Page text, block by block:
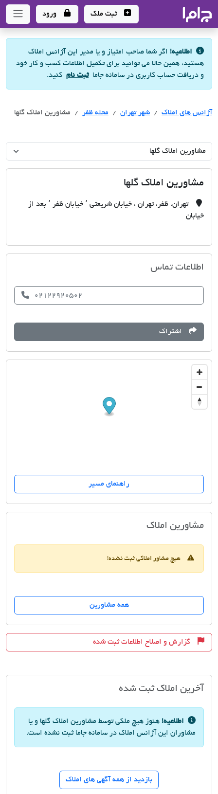
- سامانه جامع املاک و مشاورین املاک
ثبت ملک ورود
اطلاعیه! اگر شما صاحب امتیاز و یا مدیر این آژانس املاک
هستید، همین حالا می توانید برای تکمیل اطلاعات کسب و کار خود
و دریافت حساب کاربری در سامانه جاماثبت نام کنید.
آژانس های املاک آژانس های املاک
شهر تهران آژانس های املاک
محله ظفر مشاورین املاک گلها
مشاورین املاک گلها
تهران، ظفر، تهران ، خیابان شریعتی ٬ خیابان ظفر ٬ بعد از
خیابان
اطلاعات تماس
02122920502
اشتراک
راهنمای مسیر
مشاورین املاکمشاورین املاک گلها
هیچ مشاور املاکی ثبت نشده!
همه مشاورین
گزارش و اصلاح اطلاعات ثبت شده
آخرین املاک ثبت شده
اطلاعیه! هنوز هیچ ملکی توسط مشاورین املاک گلها و یا
مشاوران این آژانس املاک در سامانه جاما ثبت نشده است.
بازدید از همه آگهی های املاک